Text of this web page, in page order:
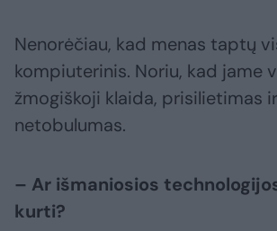
Nenorėčiau, kad menas taptų
kompiuterinis. Noriu, kad jame
žmogiškoji klaida, prisilietimas ir
netobulumas.
– Ar išmaniosios
kurti?